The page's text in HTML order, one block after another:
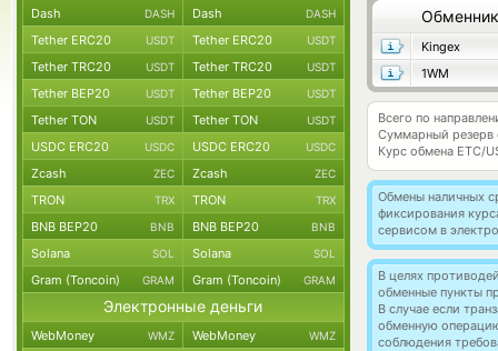
Обменник
Kingex
1WM
Всего по
Суммарный резерв
Курс обмена ETC/
Обмены наличных
фиксирования
сервисом в
В целях
обменные пункты
В случае если
обменную
соблюдения
Dash DASH Dash DASH
Tether ERC20 USDT Tether ERC20 USDT
Tether TRC20 USDT Tether TRC20 USDT
Tether BEP20 USDT Tether BEP20 USDT
Tether TON USDT Tether TON USDT
USDC ERC20 USDC USDC ERC20 USDC
Zcash ZEC Zcash ZEC
TRON TRX TRON TRX
BNB BEP20 BNB BNB BEP20 BNB
Solana SOL Solana SOL
Gram (Toncoin) GRAM Gram (Toncoin) GRAM
Электронные деньги
WebMoney WMZ WebMoney WMZ